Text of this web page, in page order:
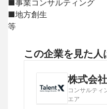
■事業コンサルティング
■地方創生
等
この企業を見た
株式会
コンサルティ
エア